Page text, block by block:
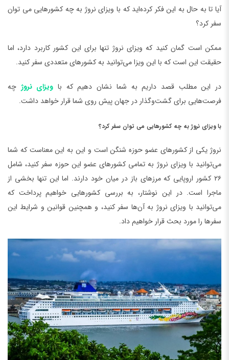
آیا تا به حال به این فکر کرده‌اید که با ویزای نروژ به چه کشورهایی می توان
سفر کرد؟
ممکن است گمان کنید که ویزای نروژ تنها برای این کشور کاربرد دارد، اما
حقیقت این است که با این ویزا می‌توانید به کشورهای متعددی سفر کنید.
در این مطلب قصد داریم به شما نشان دهیم که با ویزای نروژ چه
فرصت‌هایی برای گشت‌وگذار در جهان پیش روی شما قرار خواهد داشت.
با ویزای نروژ به چه کشورهایی می توان سفر کرد؟
نروژ یکی از کشورهای عضو حوزه شنگن است و این به این معناست که شما
می‌توانید با ویزای نروژ به تمامی کشورهای عضو این حوزه سفر کنید، شامل
۲۶ کشور اروپایی که مرزهای باز در میان خود دارند. اما این تنها بخشی از
ماجرا است. در این نوشتار، به بررسی کشورهایی خواهیم پرداخت که
می‌توانید با ویزای نروژ به آن‌ها سفر کنید، و همچنین قوانین و شرایط این
سفرها را مورد بحث قرار خواهیم داد.